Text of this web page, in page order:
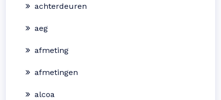
achterdeuren
aeg
afmeting
afmetingen
alcoa